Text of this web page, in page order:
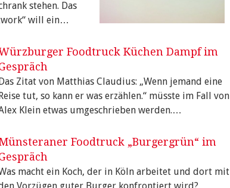
stehen. Das
will ein…
Foodtruck Küchen Dampf im
Zitat von Matthias Claudius: „Wenn jemand eine
tut, so kann er was erzählen.“ müsste im Fall von
Klein etwas umgeschrieben werden.…
Foodtruck „Burgergrün“ im
macht ein Koch, der in Köln arbeitet und dort mit